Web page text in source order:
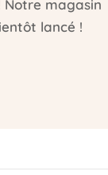
Notre magasin
lancé !